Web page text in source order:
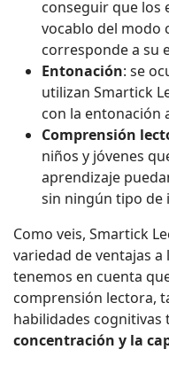
conseguir que los
vocablo del modo
corresponde a su
Entonación: se
utilizan Smartick
con la entonación
Comprensión
niños y jóvenes
aprendizaje
sin ningún tipo de
Como veis, Smartick
variedad de ventajas
tenemos en cuenta
comprensión lectora,
habilidades cognitivas
concentración y la